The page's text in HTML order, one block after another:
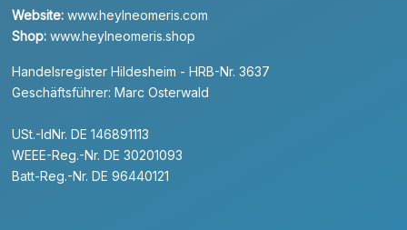
Website: www.heylneomeris.com
Shop: www.heylneomeris.shop
Handelsregister Hildesheim - HRB-Nr. 3637
Geschäftsführer: Marc Osterwald
USt.-IdNr. DE 146891113
WEEE-Reg.-Nr. DE 30201093
Batt-Reg.-Nr. DE 96440121